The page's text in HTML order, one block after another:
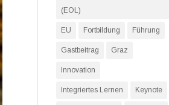
(EOL)
EU Fortbildung Führung
Gastbeitrag Graz
Innovation
Integriertes Lernen Keynote